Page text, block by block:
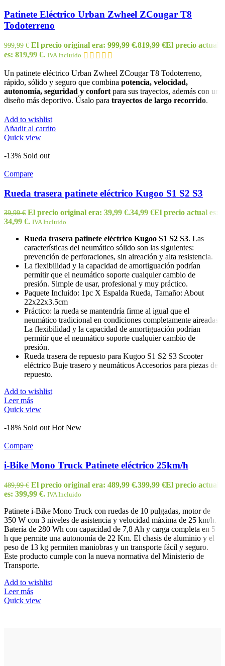
Patinete Eléctrico Urban Zwheel ZCougar T8
Todoterreno
999,99€ El precio original era: 999,99 €.819,99 €El precio actual
es: 819,99 €. IVA Incluido
Un patinete eléctrico Urban Zwheel ZCougar T8 Todoterreno,
rápido, sólido y seguro que combina potencia, velocidad,
autonomía, seguridad y confort para sus trayectos, además con un
diseño más deportivo. Úsalo para trayectos de largo recorrido.
Add to wishlist
Añadir al carrito
Quick view
-13% Sold out
Compare
Rueda trasera patinete eléctrico Kugoo S1 S2 S3
39,99€ El precio original era: 39,99 €.34,99 €El precio actual es:
34,99 €. IVA Incluido
Rueda trasera patinete eléctrico Kugoo S1 S2 S3. Las
características del neumático sólido son las siguientes:
prevención de perforaciones, sin aireación y alta resistencia.
La flexibilidad y la capacidad de amortiguación podrían
permitir que el neumático soporte cualquier cambio de
presión. Simple de usar, profesional y muy práctico.
Paquete Incluido: 1pc X Espalda Rueda, Tamaño: About
22x22x3.5cm
Práctico: la rueda se mantendría firme al igual que el
neumático tradicional en condiciones completamente aireadas.
La flexibilidad y la capacidad de amortiguación podrían
permitir que el neumático soporte cualquier cambio de
presión.
Rueda trasera de repuesto para Kugoo S1 S2 S3 Scooter
eléctrico Buje trasero y neumáticos Accesorios para piezas de
repuesto.
Add to wishlist
Leer más
Quick view
-18% Sold out Hot New
Compare
i-Bike Mono Truck Patinete eléctrico 25km/h
489,99€ El precio original era: 489,99 €.399,99 €El precio actual
es: 399,99 €. IVA Incluido
Patinete i-Bike Mono Truck con ruedas de 10 pulgadas, motor de
350 W con 3 niveles de asistencia y velocidad máxima de 25 km/h.
Batería de 280 Wh con capacidad de 7,8 Ah y carga completa en 5
h que permite una autonomía de 22 Km. El chasis de aluminio y el
peso de 13 kg permiten maniobras y un transporte fácil y seguro.
Este producto cumple con la nueva normativa del Ministerio de
Transporte.
Add to wishlist
Leer más
Quick view